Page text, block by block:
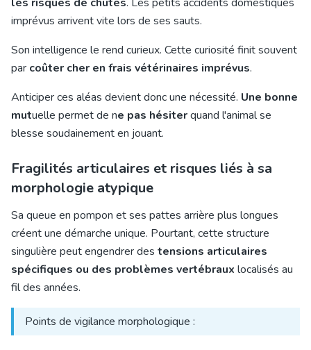
imprévus arrivent vite lors de ses sauts.
Son intelligence le rend curieux. Cette curiosité finit souvent
par coûter cher en frais vétérinaires imprévus.
Anticiper ces aléas devient donc une nécessité. Une bonne
mutuelle permet de ne pas hésiterquand l'animal se
blesse soudainement en jouant.
Fragilités articulaires et risques liés à sa
morphologie atypique
Sa queue en pompon et ses pattes arrière plus longues
créent une démarche unique. Pourtant, cette structure
singulière peut engendrer des tensions articulaires
spécifiques ou des problèmes vertébraux localisés au
fil des années.
Points de vigilance morphologique :